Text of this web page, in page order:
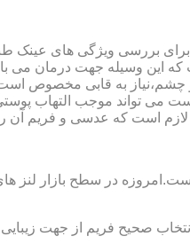
بررسی ویژگی های عینک
این وسیله جهت درمان می
رو چشم،نیاز به قابی
می تواند موجب التهاب
است که عدسی و فریم آن را
در سطح بازار لنز
صحیح فریم از جهت